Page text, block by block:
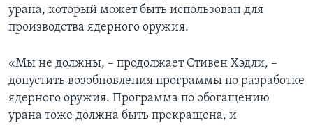
урана, который может быть использован для
производства ядерного оружия.
«Мы не должны, – продолжает Стивен Хэдли, –
допустить возобновления программы по разработке
ядерного оружия. Программа по обогащению
урана тоже должна быть прекращена, и